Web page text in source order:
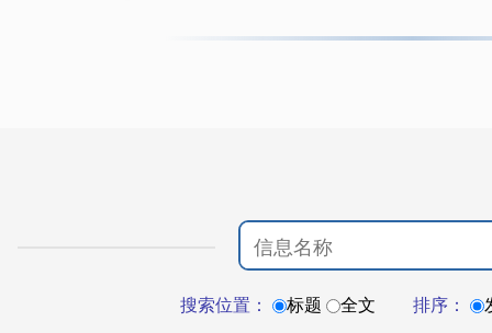
搜索位置： 标题 全文 排序：